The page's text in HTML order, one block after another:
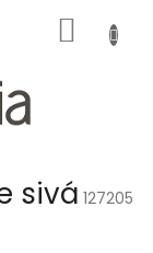
KOŠÍK
sivá 127205